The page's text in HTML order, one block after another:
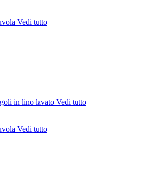
Vedi tutto
in lino lavato Vedi tutto
Vedi tutto